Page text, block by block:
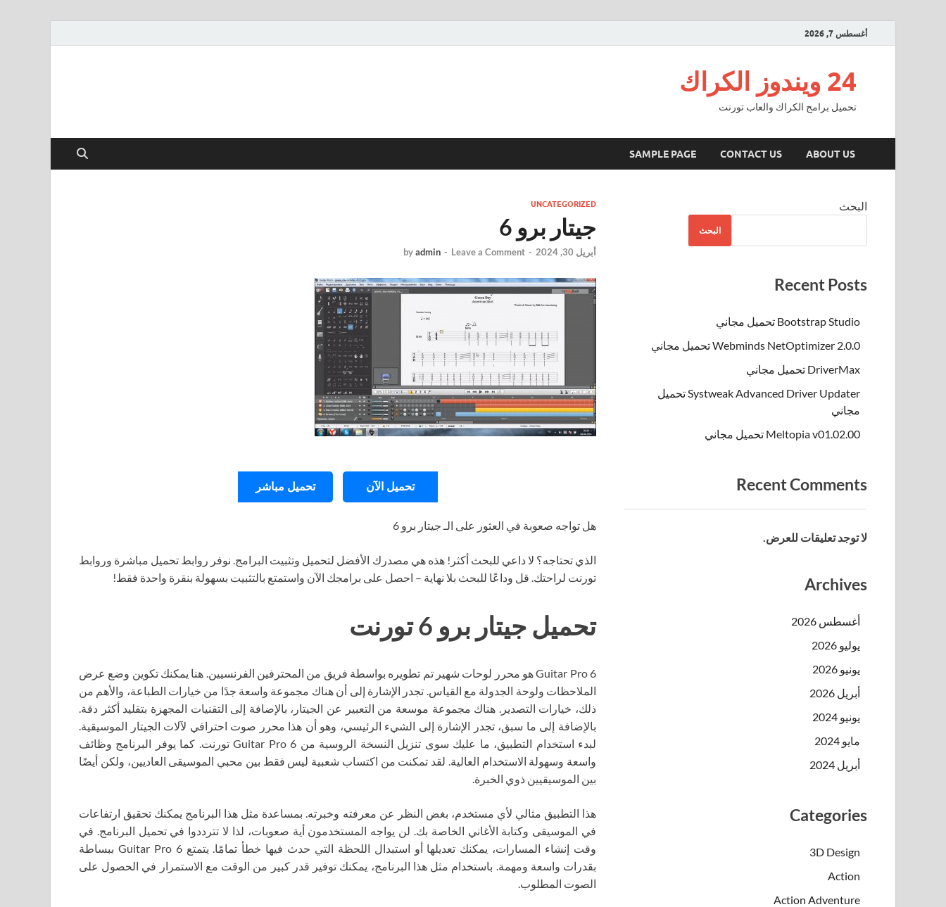
أغسطس 7, 2026
24 ويندوز الكراك
تحميل برامج الكراك والعاب تورنت
ABOUT US
CONTACT US
SAMPLE PAGE
UNCATEGORIZED
جيتار برو 6
أبريل 30, 2024 -
byadmin - Leave a Comment
تحميل الآن تحميل مباشر
هل تواجه صعوبة في العثور على الـ جيتار برو 6
الذي تحتاجه؟ لا داعي للبحث أكثر! هذه هي مصدرك الأفضل لتحميل وتثبيت البرامج. نوفر روابط تحميل مباشرة وروابط
تورنت لراحتك. قل وداعًا للبحث بلا نهاية – احصل على برامجك الآن واستمتع بالتثبيت بسهولة بنقرة واحدة فقط!
تحميل جيتار برو 6 تورنت
Guitar Pro 6 هو محرر لوحات شهير تم تطويره بواسطة فريق من المحترفين الفرنسيين. هنا يمكنك تكوين وضع عرض
الملاحظات ولوحة الجدولة مع القياس. تجدر الإشارة إلى أن هناك مجموعة واسعة جدًا من خيارات الطباعة، والأهم من
ذلك، خيارات التصدير. هناك مجموعة موسعة من التعبير عن الجيتار، بالإضافة إلى التقنيات المجهزة بتقليد أكثر دقة.
بالإضافة إلى ما سبق، تجدر الإشارة إلى الشيء الرئيسي، وهو أن هذا محرر صوت احترافي لآلات الجيتار الموسيقية.
لبدء استخدام التطبيق، ما عليك سوى تنزيل النسخة الروسية من Guitar Pro 6 تورنت. كما يوفر البرنامج وظائف
واسعة وسهولة الاستخدام العالية. لقد تمكنت من اكتساب شعبية ليس فقط بين محبي الموسيقى العاديين، ولكن أيضًا
بين الموسيقيين ذوي الخبرة.
هذا التطبيق مثالي لأي مستخدم، بغض النظر عن معرفته وخبرته. بمساعدة مثل هذا البرنامج يمكنك تحقيق ارتفاعات
في الموسيقى وكتابة الأغاني الخاصة بك. لن يواجه المستخدمون أية صعوبات، لذا لا تترددوا في تحميل البرنامج. في
وقت إنشاء المسارات، يمكنك تعديلها أو استبدال اللحظة التي حدث فيها خطأ تمامًا. يتمتع Guitar Pro 6 ببساطة
بقدرات واسعة ومهمة. باستخدام مثل هذا البرنامج، يمكنك توفير قدر كبير من الوقت مع الاستمرار في الحصول على
الصوت المطلوب.
البحث
البحث
Recent Posts
Bootstrap Studio تحميل مجاني
Webminds NetOptimizer 2.0.0 تحميل مجاني
DriverMax تحميل مجاني
Systweak Advanced Driver Updater تحميل
مجاني
Meltopia v01.02.00 تحميل مجاني
Recent Comments
لا توجد تعليقات للعرض.
Archives
أغسطس 2026
يوليو 2026
يونيو 2026
أبريل 2026
يونيو 2024
مايو 2024
أبريل 2024
Categories
3D Design
Action
Action Adventure